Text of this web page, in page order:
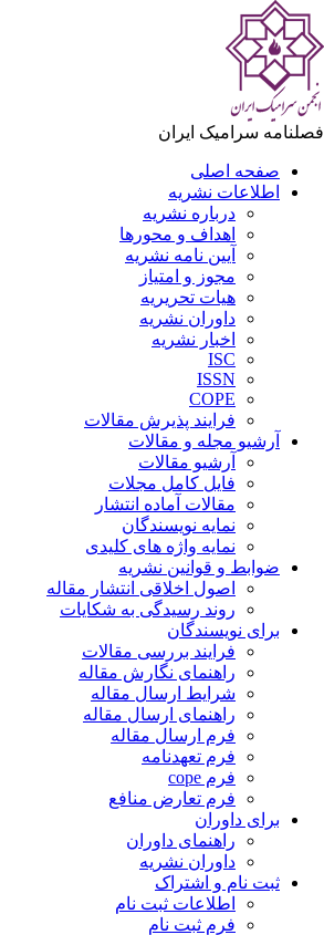
سرامیک ایران
صفحه اصلی
اطلاعات نشریه
درباره نشریه
اهداف و محورها
آیین نامه نشریه
مجوز و امتیاز
هیات تحریریه
داوران نشریه
اخبار نشریه
ISC
ISSN
COPE
فرایند پذیرش مقالات
آرشیو مجله و مقالات
آرشیو مقالات
فایل کامل مجلات
مقالات آماده انتشار
نمایه نویسندگان
نمایه واژه های کلیدی
ضوابط و قوانین نشریه
اصول اخلاقی انتشار مقاله
روند رسیدگی به شکایات
برای نویسندگان
فرایند بررسی مقالات
راهنمای نگارش مقاله
شرایط ارسال مقاله
راهنمای ارسال مقاله
فرم ارسال مقاله
فرم تعهدنامه
فرم cope
فرم تعارض منافع
برای داوران
راهنمای داوران
داوران نشریه
ثبت نام و اشتراک
اطلاعات ثبت نام
فرم ثبت نام